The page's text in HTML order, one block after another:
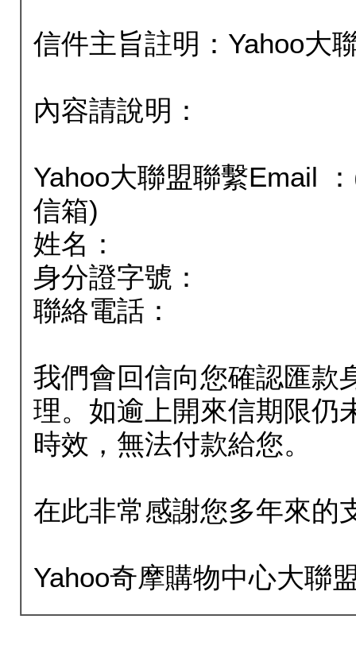
信件主旨註明：Yahoo大
內容請說明：
Yahoo大聯盟聯繫Email
信箱)
姓名：
身分證字號：
聯絡電話：
我們會回信向您確認匯款
理。如逾上開來信期限仍
時效，無法付款給您。
在此非常感謝您多年來的
Yahoo奇摩購物中心大